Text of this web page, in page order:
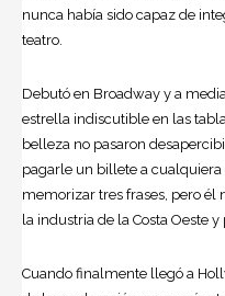
nunca había sido capaz de
teatro.
Debutó en Broadway y a
estrella indiscutible en las
belleza no pasaron
pagarle un billete a
memorizar tres frases, pero él
la industria de la Costa Oeste
Cuando finalmente llegó a